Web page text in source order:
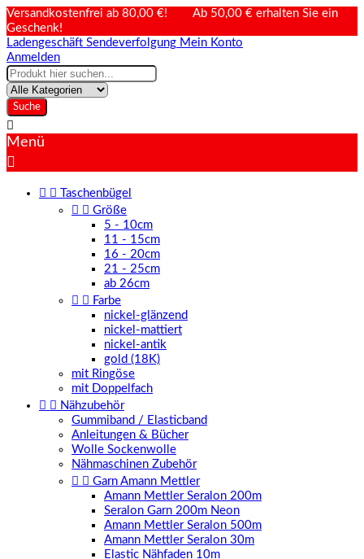
Versandkostenfrei ab 80,00 €! Ab 50,00 € erhalten Sie ein
Geschenk!
Ladengeschäft Sendeverfolgung Mein Konto
Anmelden
Suche

Menü

 
Taschenbügel
  Größe
5 - 10cm
11 - 15cm
16 - 20cm
21 - 25cm
ab 26cm
  Farbe
nickel-glänzend
nickel-mattiert
nickel-antik
gold (18K)
mit Ringöse
mit Doppelfach
  Nähzubehör
Gummiband / Elasticband
Anleitungen & Bücher
Wolle Sockenwolle
Nähmaschinen Zubehör
  Garn Amann Mettler
Amann Mettler Seralon 200m
Seralon Garn 200m Neon
Amann Mettler Seralon 500m
Amann Mettler Seralon 30m
Elastic Nähfaden 10m